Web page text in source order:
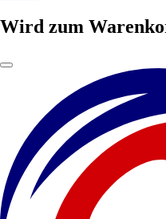
Wird zum